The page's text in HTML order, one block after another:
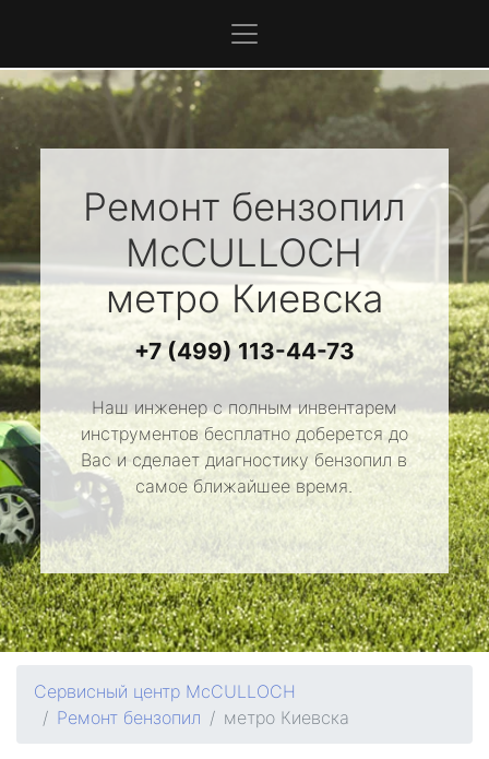
Ремонт бензопил
McCULLOCH
метро Киевска
+7 (499) 113-44-73
Наш инженер с полным инвентарем
инструментов бесплатно доберется до
Вас и сделает диагностику бензопил в
самое ближайшее время.
Сервисный центр McCULLOCH
Ремонт бензопил
метро Киевска